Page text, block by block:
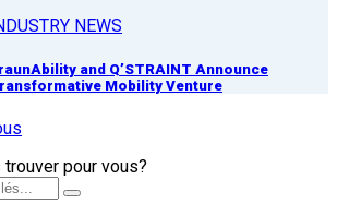
NEWS
and Q’STRAINT Announce
Mobility Venture
pour vous?